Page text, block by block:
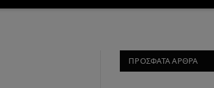
ΠΡΟΣΦΑΤΑ ΑΡΘΡΑ